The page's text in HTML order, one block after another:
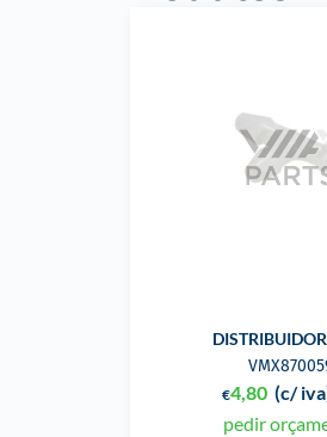
€4,80 (c/
pedir